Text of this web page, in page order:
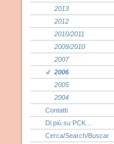
2013
2012
2010/2011
2009/2010
2007
2006
2005
2004
Contatti
Di più su PCK...
Cerca/Search/Buscar